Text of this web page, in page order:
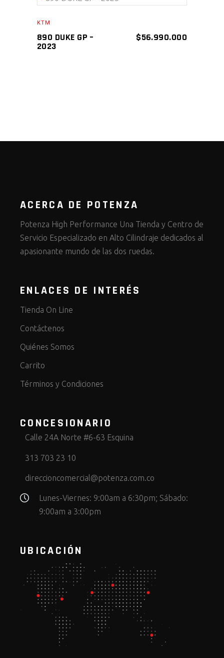
KTM
890 DUKE GP –
2023
$56.990.000
ACERCA DE POTENZA
Potenza High Performance Una Tienda y Centro de
Servicio Especializado en Alto Cilindraje dedicados al
apasionante mundo de las dos ruedas.
ENLACES DE INTERÉS
Tienda On Line
Contáctenos
Quiénes Somos
Carrito
Términos y Condiciones
CONCESIONARIO
Calle 24A Norte #6-63 Esquina
313 703 23 10
direccioncomercial@potenza.com.co
Lunes-Viernes: 9:00am a 6:30pm; Sábado:
9:00am a 3:00pm
UBICACIÓN